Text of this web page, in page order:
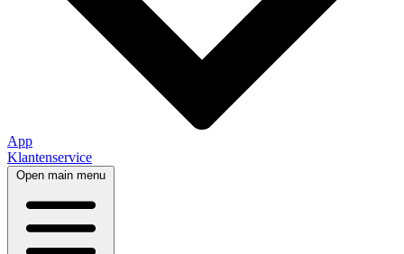
App
Klantenservice
Open main menu